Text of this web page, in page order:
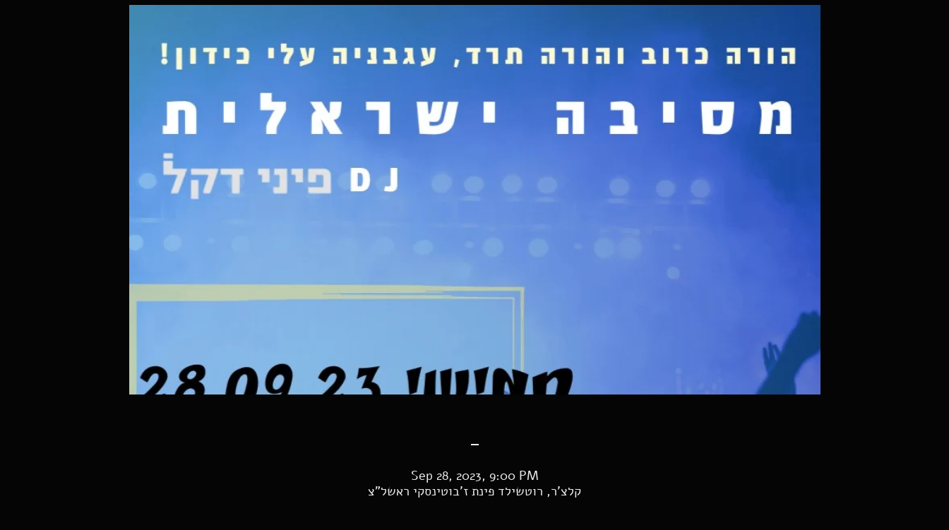
-
Sep 28, 2023, 9:00 PM
קלצ'ר, רוטשילד פינת ז'בוטינסקי ראשל"צ